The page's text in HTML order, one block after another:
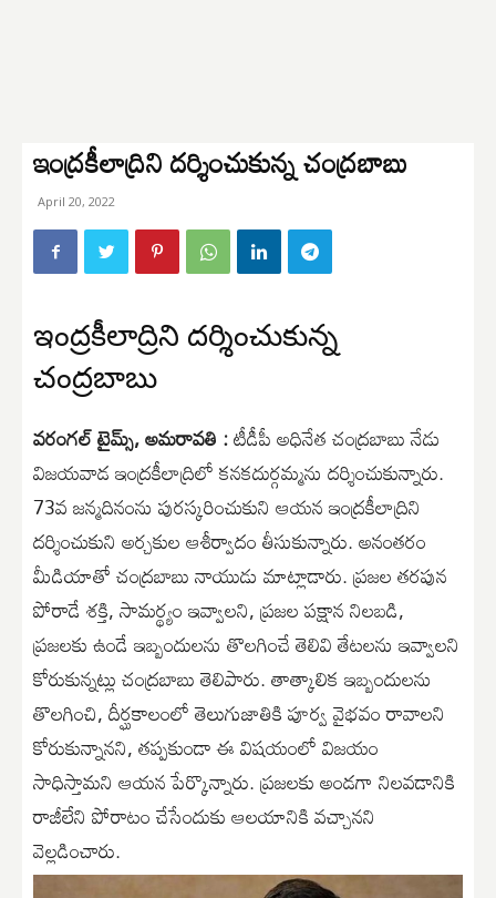
ఇంద్రకీలాద్రిని దర్శించుకున్న చంద్రబాబు
April 20, 2022
ఇంద్రకీలాద్రిని దర్శించుకున్న
చంద్రబాబు
వరంగల్ టైమ్స్, అమరావతి :టీడీపీ అధినేత చంద్రబాబు నేడు
విజయవాడ ఇంద్రకీలాద్రిలో కనకదుర్గమ్మను దర్శించుకున్నారు.
73వ జన్మదినంను పురస్కరించుకుని ఆయన ఇంద్రకీలాద్రిని
దర్శించుకుని అర్చకుల ఆశీర్వాదం తీసుకున్నారు. అనంతరం
మీడియాతో చంద్రబాబు నాయుడు మాట్లాడారు. ప్రజల తరపున
పోరాడే శక్తి, సామర్థ్యం ఇవ్వాలని, ప్రజల పక్షాన నిలబడి,
ప్రజలకు ఉండే ఇబ్బందులను తొలగించే తెలివి తేటలను ఇవ్వాలని
కోరుకున్నట్లు చంద్రబాబు తెలిపారు. తాత్కాలిక ఇబ్బందులను
తొలగించి, దీర్ఘకాలంలో తెలుగుజాతికి పూర్వ వైభవం రావాలని
కోరుకున్నానని, తప్పకుండా ఈ విషయంలో విజయం
సాధిస్తామని ఆయన పేర్కొన్నారు. ప్రజలకు అండగా నిలవడానికి
రాజీలేని పోరాటం చేసేందుకు ఆలయానికి వచ్చానని
వెల్లడించారు.